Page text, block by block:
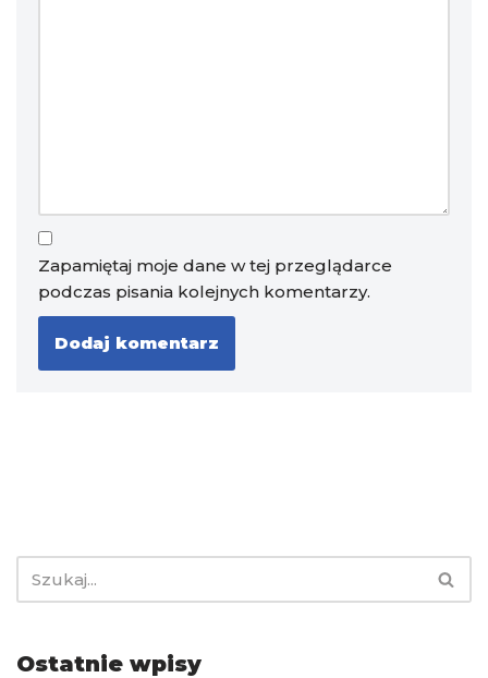
Zapamiętaj moje dane w tej przeglądarce
podczas pisania kolejnych komentarzy.
Ostatnie wpisy